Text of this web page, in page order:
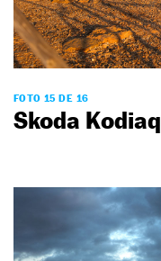
FOTO 15 DE 16
Skoda Kodiaq